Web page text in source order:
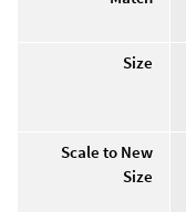
Size
Scale to New
Size